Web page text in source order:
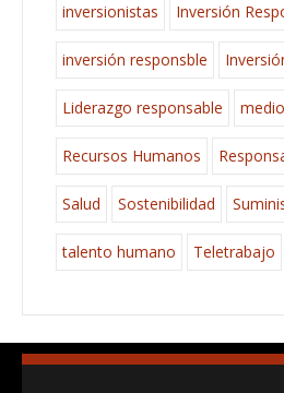
inversionistas Inversión
inversión responsble
Liderazgo responsable
Recursos Humanos
Salud Sostenibilidad
talento humano Teletrabajo